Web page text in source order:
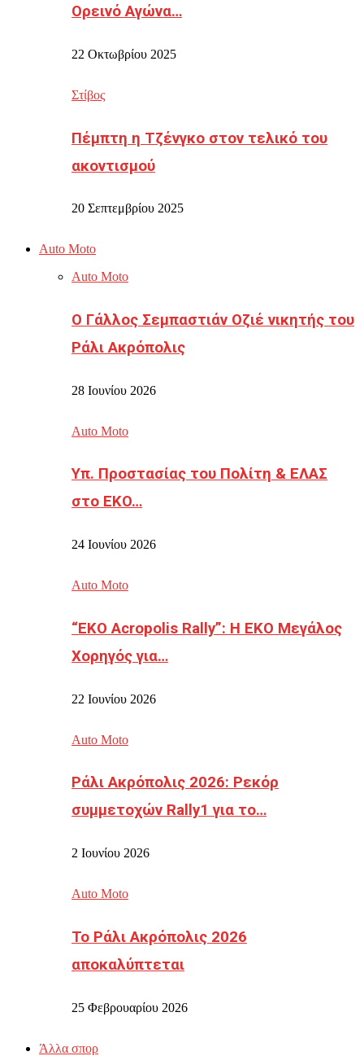
Ορεινό Αγώνα…
22 Οκτωβρίου 2025
Στίβος
Πέμπτη η Τζένγκο στον τελικό του
ακοντισμού
20 Σεπτεμβρίου 2025
Auto Moto
Auto Moto
Ο Γάλλος Σεμπαστιάν Οζιέ νικητής του
Ράλι Ακρόπολις
28 Ιουνίου 2026
Auto Moto
Υπ. Προστασίας του Πολίτη & ΕΛΑΣ
στο EKO…
24 Ιουνίου 2026
Auto Moto
“EKO Acropolis Rally”: Η ΕΚΟ Μεγάλος
Χορηγός για…
22 Ιουνίου 2026
Auto Moto
Ράλι Ακρόπολις 2026: Ρεκόρ
συμμετοχών Rally1 για το…
2 Ιουνίου 2026
Auto Moto
Το Ράλι Ακρόπολις 2026
αποκαλύπτεται
25 Φεβρουαρίου 2026
Άλλα σπορ